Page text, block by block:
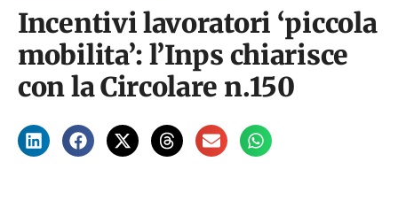
Incentivi lavoratori ‘piccola
mobilita’: l’Inps chiarisce
con la Circolare n.150